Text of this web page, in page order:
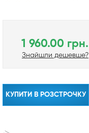
1 960.00 грн.
Знайшли дешевше?
КУПИТИ В РОЗСТРОЧКУ